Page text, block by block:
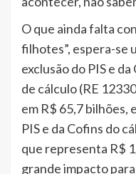
O que ainda falta
filhotes”, espera-se
exclusão do PIS e
de cálculo (RE
em R$ 65,7 bilhões,
PIS e da Cofins do
que representa R$
grande impacto